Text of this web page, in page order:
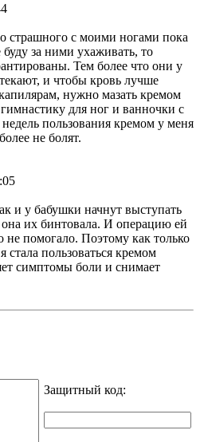
страшного с моими ногами пока
за ними ухаживать, то
Тем более что они у
и чтобы кровь лучше
нужно мазать кремом
для ног и ванночки с
пользования кремом у меня
не болят.
и у бабушки начнут выступать
их бинтовала. И операцию ей
не помогало. Поэтому как только
стала пользоваться кремом
симптомы боли и снимает
Защитный код: